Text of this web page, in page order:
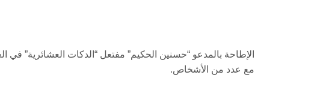
الإطاحة بالمدعو “حسنين الحكيم” مفتعل “الدكات العشائرية” في
مع عدد من الأشخاص.